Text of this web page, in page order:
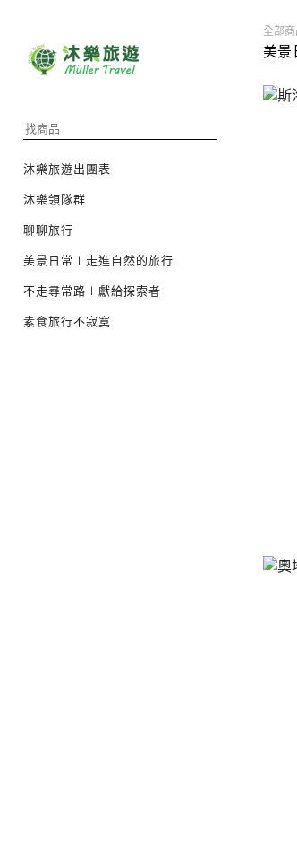
沐樂旅遊出團表
沐樂領隊群
聊聊旅行
美景日常∣走進自然的旅行
不走尋常路∣獻給探索者
素食旅行不寂寞
全部商
美景